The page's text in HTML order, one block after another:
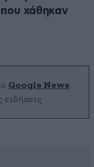
χάθηκαν
Google News
ειδήσεις